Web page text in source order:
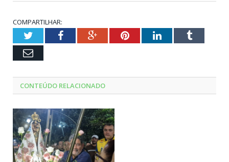
COMPARTILHAR:
TwitterFacebookGoogle+PinterestLinkedInTumblr
Email
CONTEÚDO RELACIONADO